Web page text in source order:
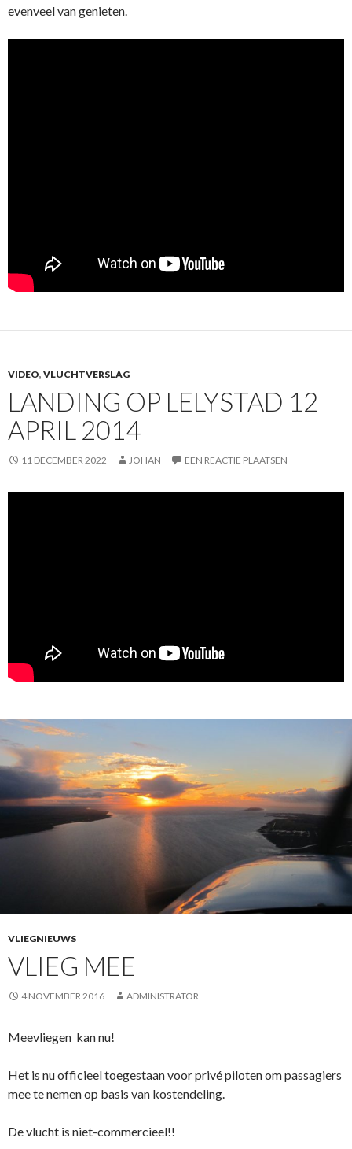
evenveel van genieten.
VIDEO, VLUCHTVERSLAG
LANDING OP LELYSTAD 12
APRIL 2014
11 DECEMBER 2022 JOHAN EEN REACTIE PLAATSEN
VLIEGNIEUWS
VLIEG MEE
4 NOVEMBER 2016 ADMINISTRATOR
Meevliegen kan nu!
Het is nu officieel toegestaan voor privé piloten om passagiers
mee te nemen op basis van kostendeling.
De vlucht is niet-commercieel!!